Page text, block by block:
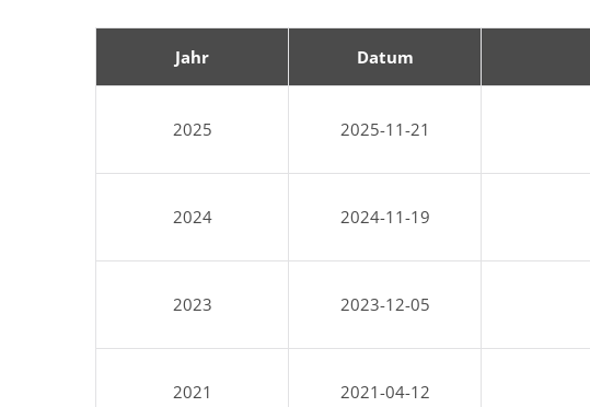
Jahr Datum
2025 2025-11-21
2024 2024-11-19
2023 2023-12-05
2021 2021-04-12